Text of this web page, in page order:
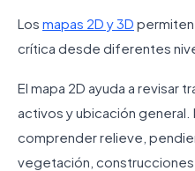
Los mapas 2D y 3D permiten
crítica desde diferentes
El mapa 2D ayuda a revisar
activos y ubicación general.
comprender relieve,
vegetación,